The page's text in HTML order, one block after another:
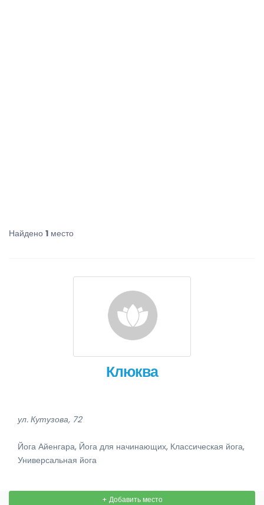
Найдено 1 место
Клюква
ул. Кутузова, 72
Йога Айенгара, Йога для начинающих, Классическая йога,
Универсальная йога
+ Добавить место